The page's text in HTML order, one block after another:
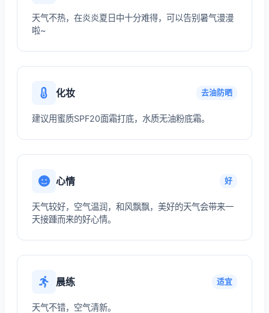
天气不热，在炎炎夏日中十分难得，可以告别暑气漫漫
啦~
化妆 去油防晒
建议用蜜质SPF20面霜打底，水质无油粉底霜。
心情 好
天气较好，空气温润，和风飘飘，美好的天气会带来一
天接踵而来的好心情。
晨练 适宜
天气不错，空气清新。